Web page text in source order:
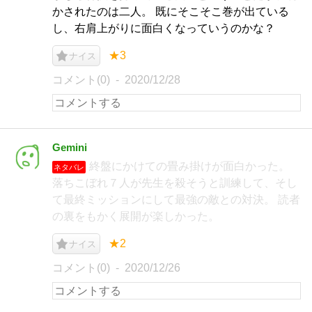
かされたのは二人。 既にそこそこ巻が出ている
し、右肩上がりに面白くなっていうのかな？
ナイス ★3
コメント(0) 2020/12/28
Gemini
ネタバレ
終盤にかけての畳み掛けが面白かった。
落ちこぼれ７人が先生を殺そうと訓練して、そし
て最終ミッションにして最強の敵との対決。 読者
の裏をもかく展開が楽しかった。
ナイス ★2
コメント(0) 2020/12/26